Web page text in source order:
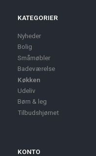
KATEGORIER
Nyheder
Bolig
Småmøbler
Badeværelse
Køkken
Udeliv
Børn & leg
Tilbudshjørnet
KONTO